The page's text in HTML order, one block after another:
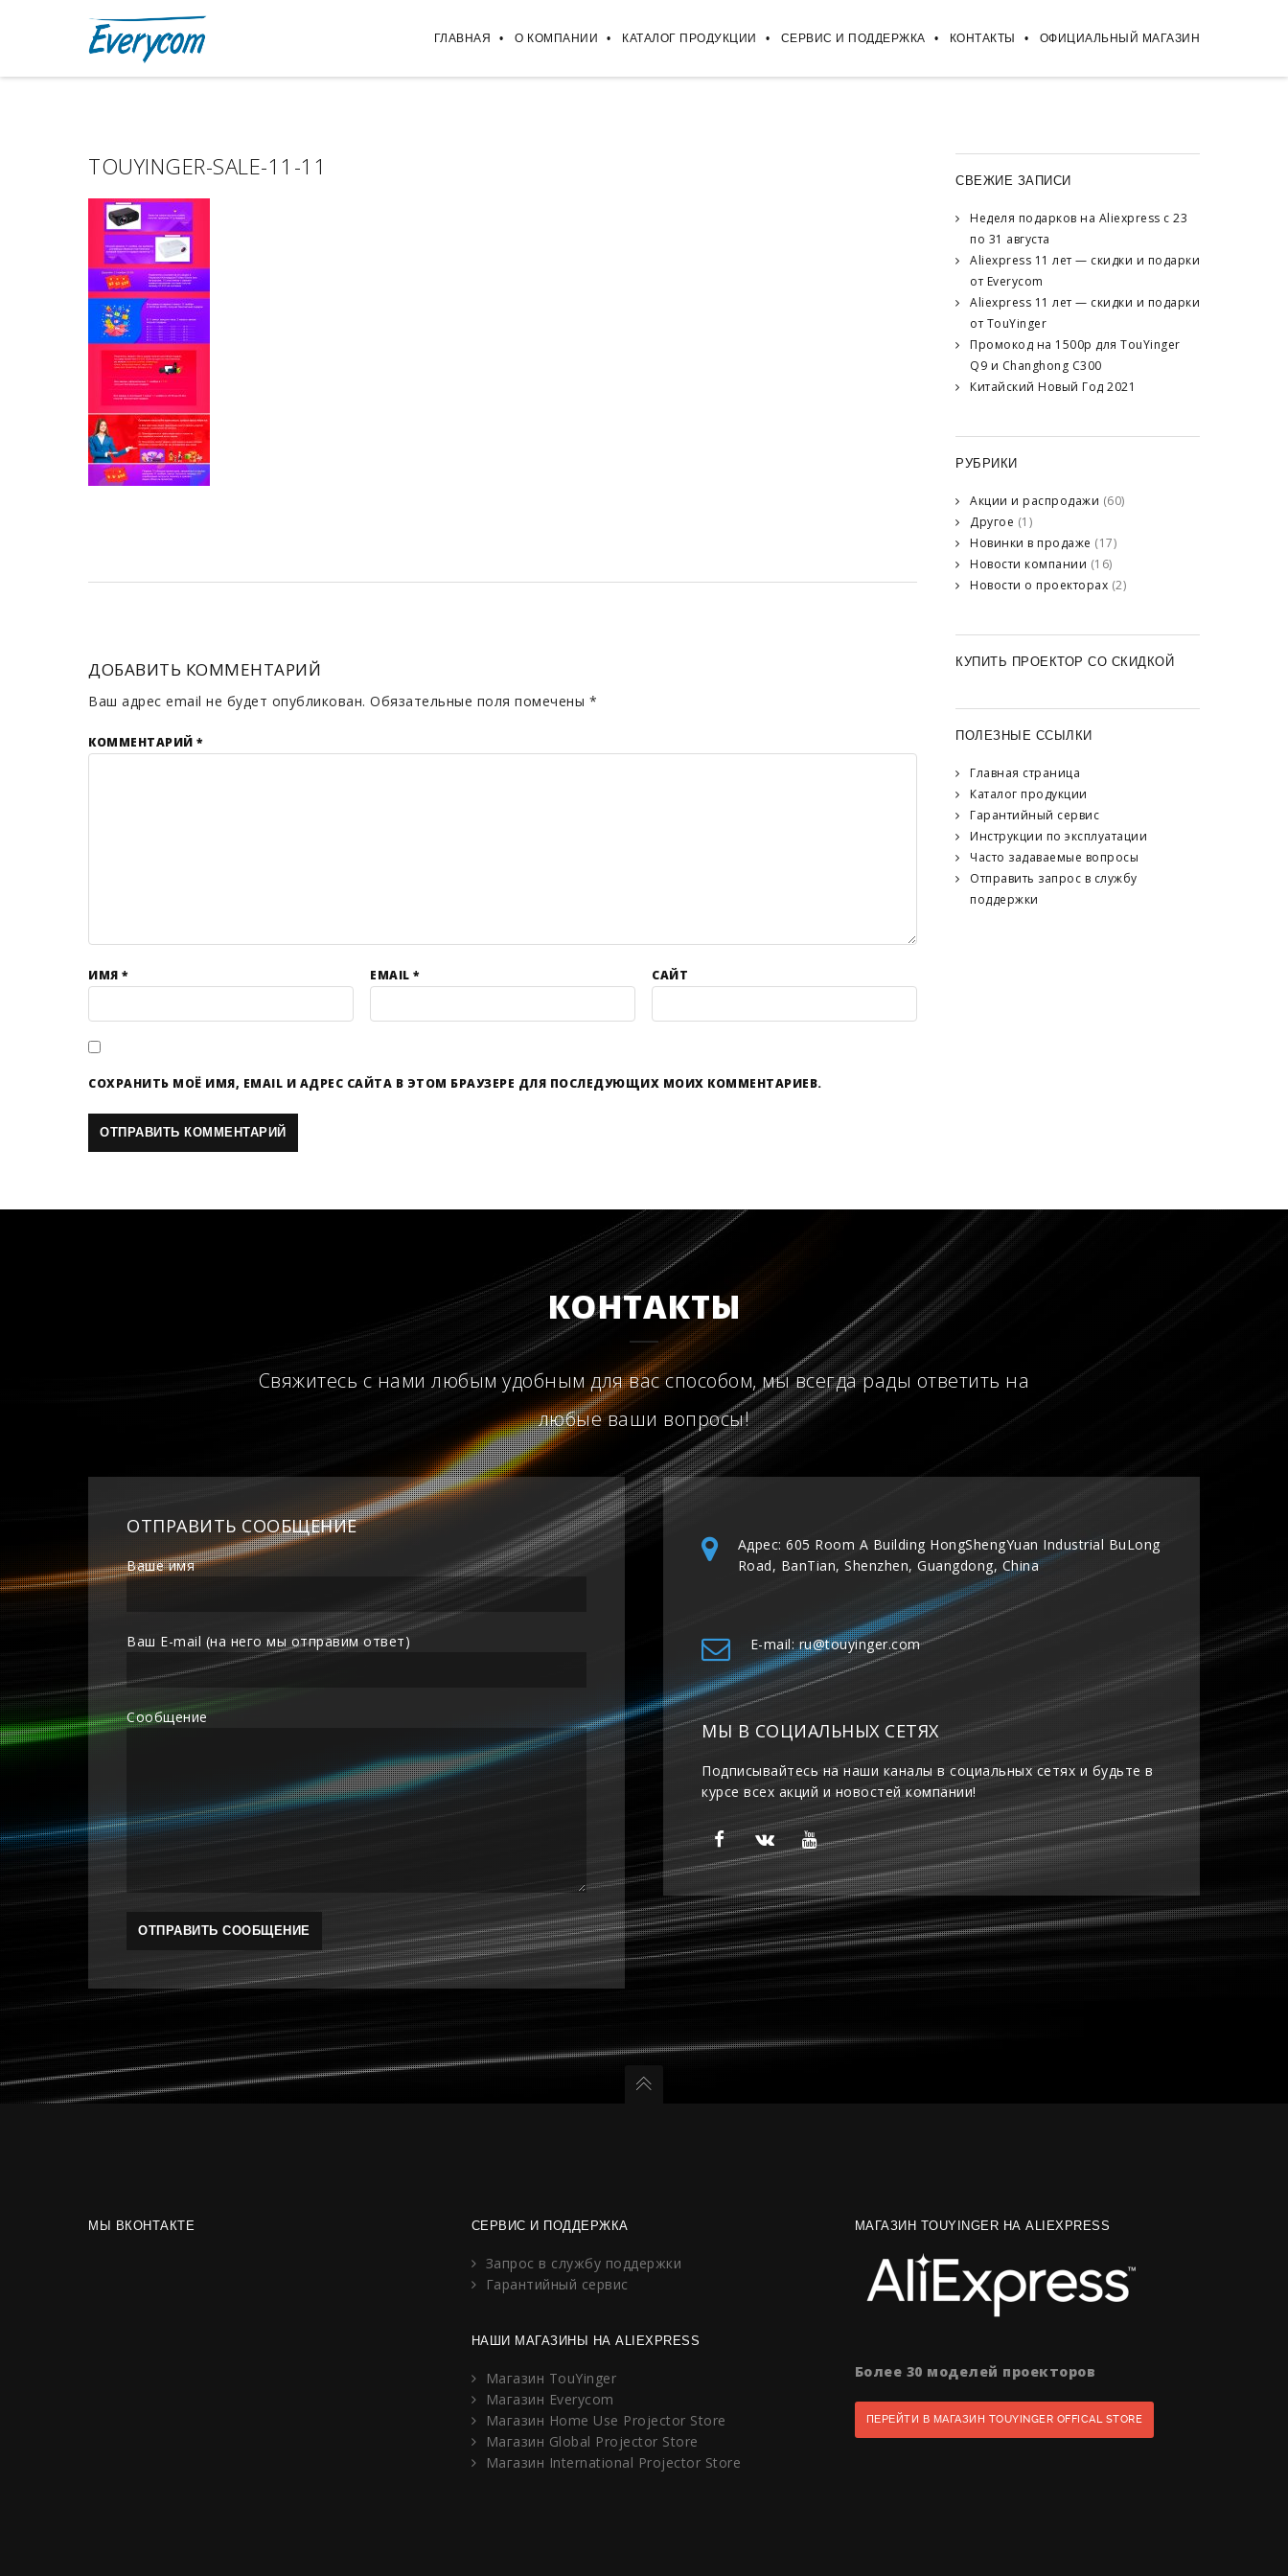
ГЛАВНАЯ О КОМПАНИИ КАТАЛОГ ПРОДУКЦИИ СЕРВИС И ПОДДЕРЖКА КОНТАКТЫ ОФИЦИАЛЬНЫЙ МАГАЗИН
TOUYINGER-SALE-11-11
ДОБАВИТЬ КОММЕНТАРИЙ
Ваш адрес email не будет опубликован. Обязательные поля помечены *
КОММЕНТАРИЙ *
ИМЯ * EMAIL* САЙТ
СОХРАНИТЬ МОЁ ИМЯ, EMAIL И АДРЕС САЙТА В ЭТОМ БРАУЗЕРЕ ДЛЯ ПОСЛЕДУЮЩИХ МОИХ КОММЕНТАРИЕВ.
СВЕЖИЕ ЗАПИСИ
Неделя подарков на Aliexpress с 23
по 31 августа
Aliexpress 11 лет — скидки и подарки
от Everycom
Aliexpress 11 лет — скидки и подарки
от TouYinger
Промокод на 1500р для TouYinger
Q9 и Changhong C300
Китайский Новый Год 2021
РУБРИКИ
Акции и распродажи (60)
Другое (1)
Новинки в продаже (17)
Новости компании (16)
Новости о проекторах (2)
КУПИТЬ ПРОЕКТОР СО СКИДКОЙ
ПОЛЕЗНЫЕ ССЫЛКИ
Главная страница
Каталог продукции
Гарантийный сервис
Инструкции по эксплуатации
Часто задаваемые вопросы
Отправить запрос в службу
поддержки
КОНТАКТЫ
Свяжитесь с нами любым удобным для вас способом, мы всегда рады ответить на
любые ваши вопросы!
ОТПРАВИТЬ СООБЩЕНИЕ
Ваше имя
Ваш E-mail (на него мы отправим ответ)
Сообщение
Адрес: 605 Room A Building HongShengYuan Industrial BuLong
Road, BanTian, Shenzhen, Guangdong, China
E-mail: ru@touyinger.com
МЫ В СОЦИАЛЬНЫХ СЕТЯХ
Подписывайтесь на наши каналы в социальных сетях и будьте в
курсе всех акций и новостей компании!
МЫ ВКОНТАКТЕ СЕРВИС И ПОДДЕРЖКА
Запрос в службу поддержки
Гарантийный сервис
НАШИ МАГАЗИНЫ НА ALIEXPRESS
Магазин TouYinger
Магазин Everycom
Магазин Home Use Projector Store
Магазин Global Projector Store
Магазин International Projector Store
МАГАЗИН TOUYINGER НА ALIEXPRESS
Более 30 моделей проекторов
ПЕРЕЙТИ В МАГАЗИН TOUYINGER OFFICAL STORE